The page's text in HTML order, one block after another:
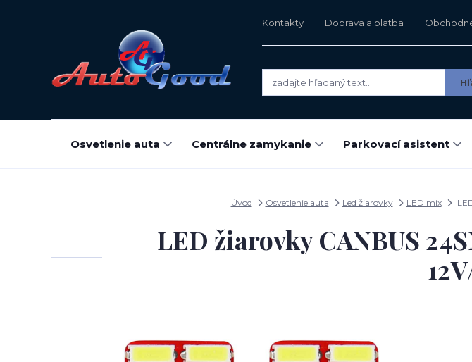
Kontakty Doprava a platba
Osvetlenie auta Centrálne zamykanie Parkovací asistent
Úvod Osvetlenie auta Led žiarovky LED mix
LED žiarovky CANBUS